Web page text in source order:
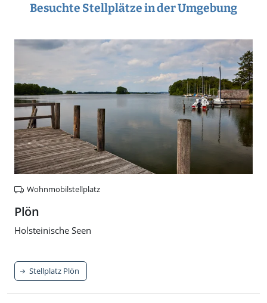
Besuchte Stellplätze in der Umgebung
Wohnmobilstellplatz
Plön
Holsteinische Seen
Stellplatz Plön